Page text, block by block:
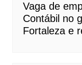
Vaga de
Contábil no
Fortaleza e